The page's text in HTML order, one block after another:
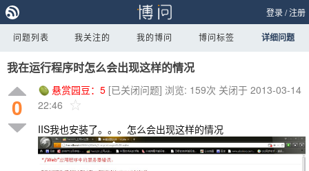
登录/注册
问题列表 我关注的 我的博问 博问标签 详细问题
我在运行程序时怎么会出现这样的情况
0
悬赏园豆： 5 [已关闭问题] 浏览: 159次 关闭于 2013-03-14
22:46
IIS我也安装了。。。怎么会出现这样的情况